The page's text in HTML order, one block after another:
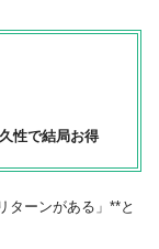
性で結局お得
ターンがある」**と